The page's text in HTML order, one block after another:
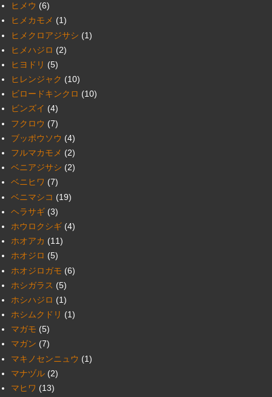
ヒメウ (6)
ヒメカモメ (1)
ヒメクロアジサシ (1)
ヒメハジロ (2)
ヒヨドリ (5)
ヒレンジャク (10)
ビロードキンクロ (10)
ビンズイ (4)
フクロウ (7)
ブッポウソウ (4)
フルマカモメ (2)
ベニアジサシ (2)
ベニヒワ (7)
ベニマシコ (19)
ヘラサギ (3)
ホウロクシギ (4)
ホオアカ (11)
ホオジロ (5)
ホオジロガモ (6)
ホシガラス (5)
ホシハジロ (1)
ホシムクドリ (1)
マガモ (5)
マガン (7)
マキノセンニュウ (1)
マナヅル (2)
マヒワ (13)